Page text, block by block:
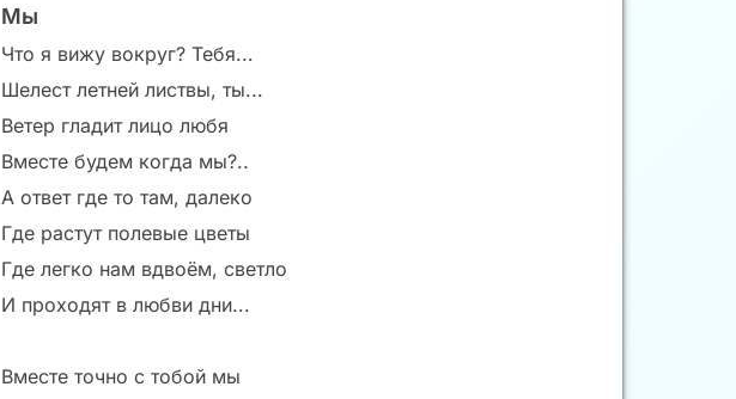
Мы
Что я вижу вокруг? Тебя...
Шелест летней листвы, ты...
Ветер гладит лицо любя
Вместе будем когда мы?..
А ответ где то там, далеко
Где растут полевые цветы
Где легко нам вдвоём, светло
И проходят в любви дни...
Вместе точно с тобой мы